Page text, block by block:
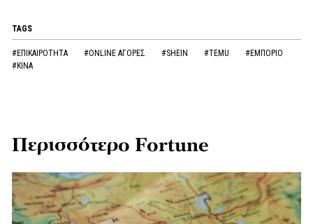
TAGS
#ΕΠΙΚΑΙΡΟΤΗΤΑ #ONLINE ΑΓΟΡΕΣ #SHEIN #TEMU
#ΕΜΠΟΡΙΟ
#ΚΙΝΑ
Περισσότερο Fortune